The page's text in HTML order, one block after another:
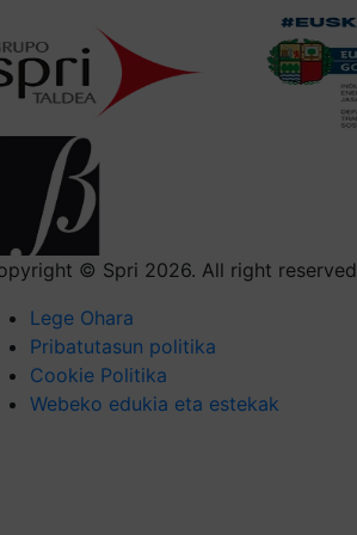
© Spri 2026. All right reserved
Lege Ohara
Pribatutasun politika
Cookie Politika
Webeko edukia eta estekak